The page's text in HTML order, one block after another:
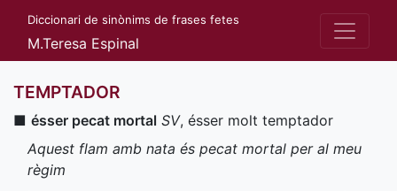
Diccionari de sinònims de frases fetes
M.Teresa Espinal
TEMPTADOR
■ ésser pecat mortal SV, ésser molt temptador
Aquest flam amb nata és pecat mortal per al meu
règim